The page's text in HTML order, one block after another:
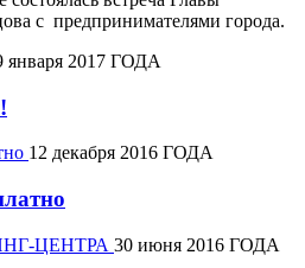
с предпринимателями города.
января 2017 ГОДА
12 декабря 2016 ГОДА
30 июня 2016 ГОДА